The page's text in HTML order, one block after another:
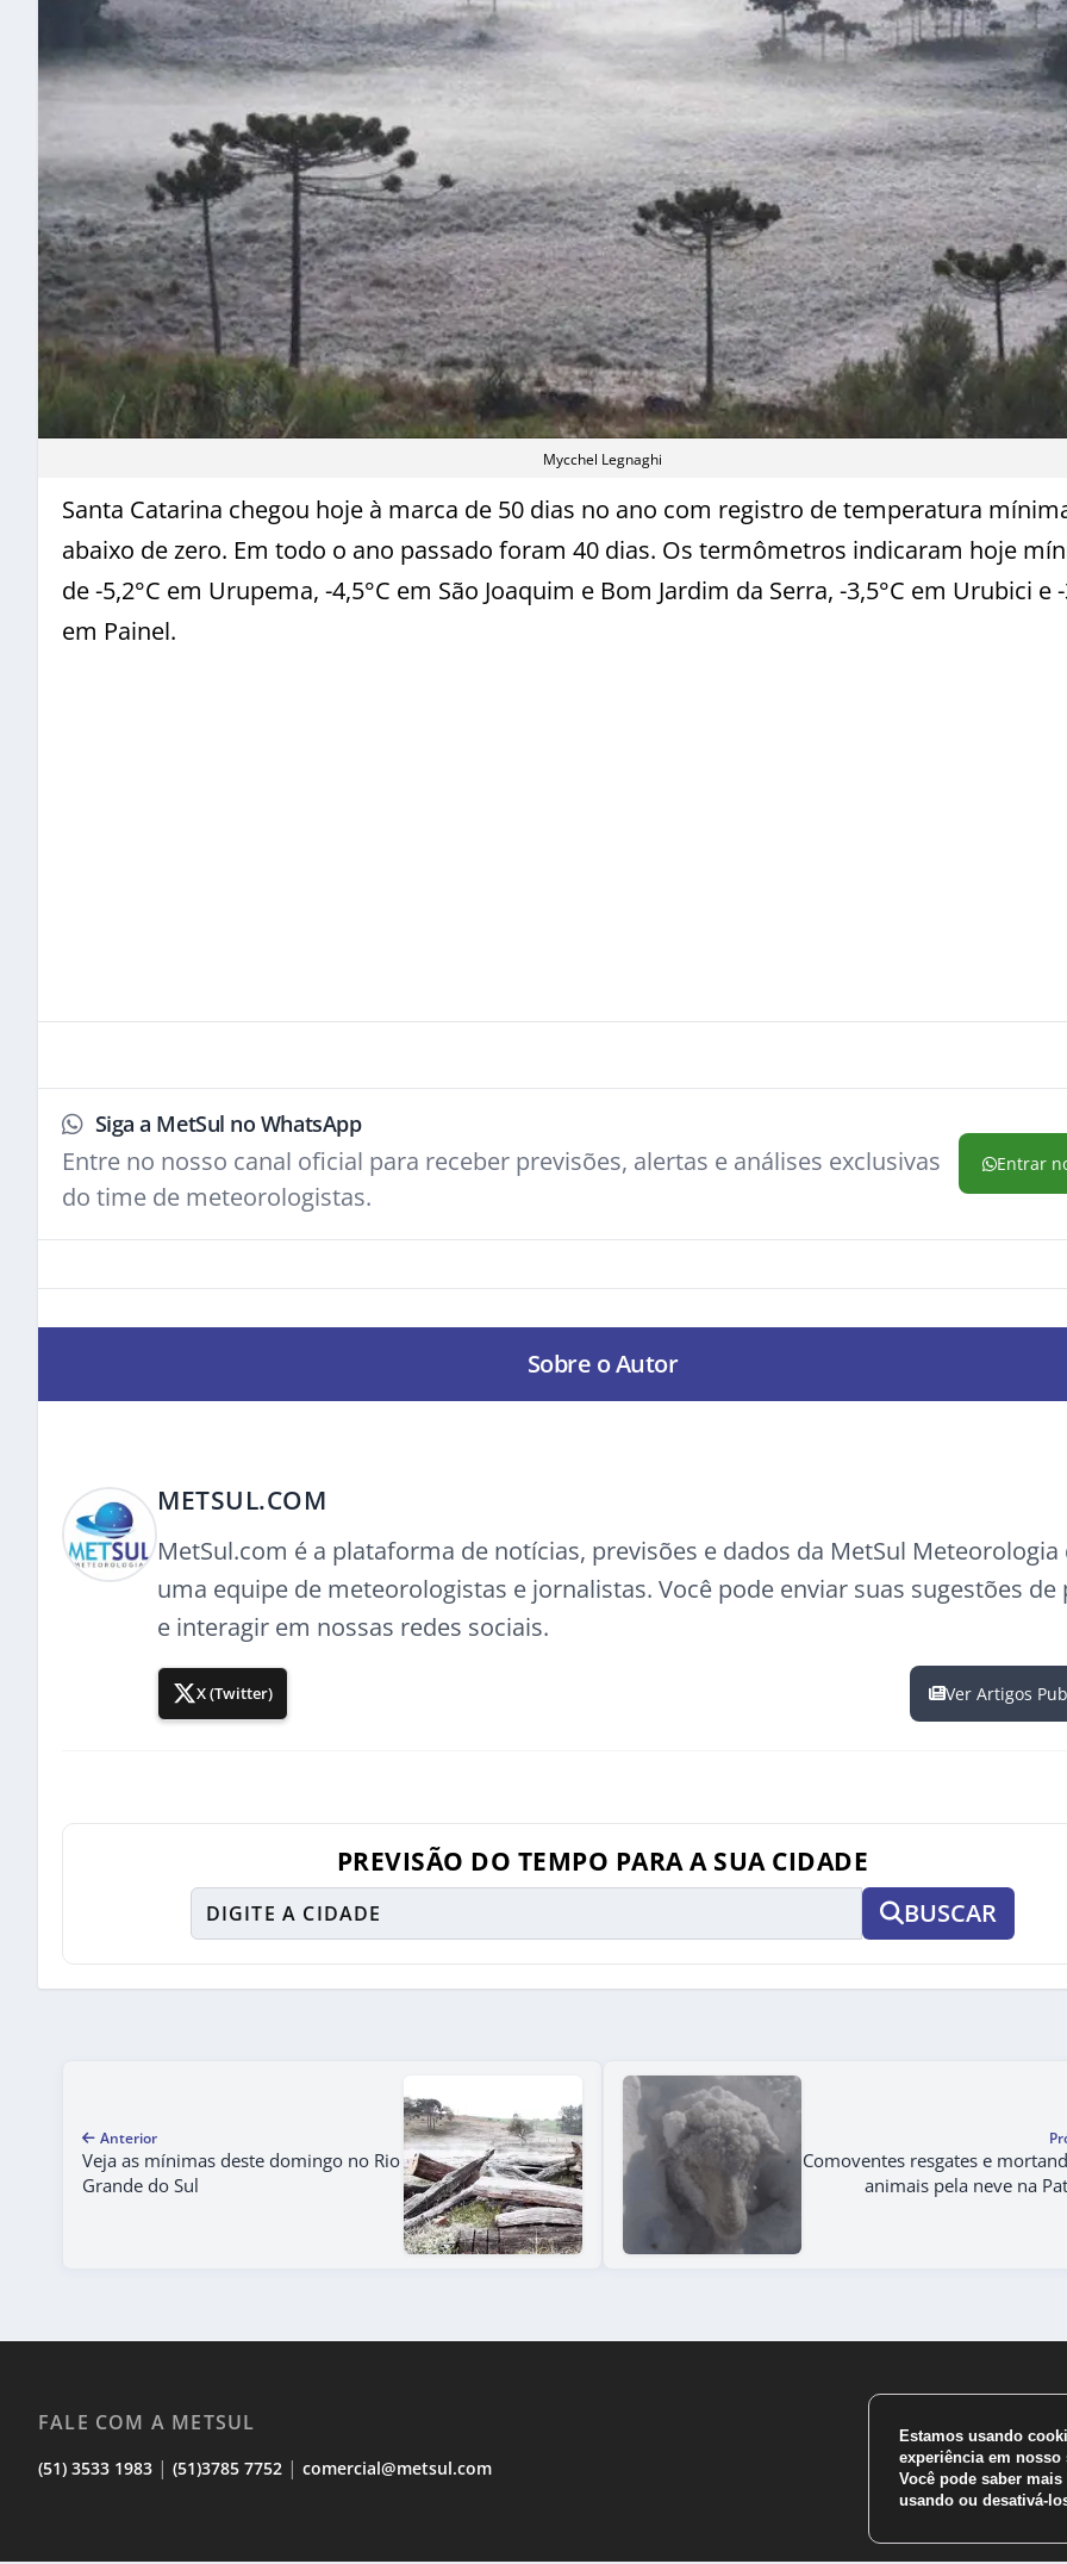
Mycchel Legnaghi
Santa Catarina chegou hoje à marca de 50 dias no ano com registro de temperatura
abaixo de zero. Em todo o ano passado foram 40 dias. Os termômetros indicaram hoje
de -5,2°C em Urupema, -4,5°C em São Joaquim e Bom Jardim da Serra, -3,5°C em Urubici e -
em Painel.
Siga a MetSul no WhatsApp
Entre no nosso canal oficial para receber previsões, alertas e análises exclusivas
do time de meteorologistas.
Entrar
Sobre o Autor
METSUL.COM
MetSul.com é a plataforma de notícias, previsões e dados da MetSul Meteorologia
uma equipe de meteorologistas e jornalistas. Você pode enviar suas sugestões de
e interagir em nossas redes sociais.
X (Twitter) Ver Artigos
PREVISÃO DO TEMPO PARA A SUA CIDADE
BUSCAR
Anterior
Veja as mínimas deste domingo no Rio
Grande do Sul
Comoventes resgates e
animais pela neve na
FALE COM A METSUL
(51) 3533 1983 | (51)3785 7752 | comercial@metsul.com
Estamos usando
experiência em nosso
Você pode saber
usando ou desativá-